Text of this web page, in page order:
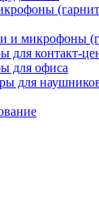
и микрофоны
для контакт-
для офиса
для